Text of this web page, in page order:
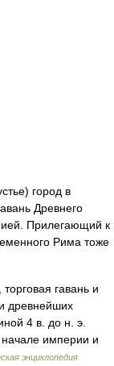
город в
Древнего
Прилегающий к
Рима тоже
гавань и
древнейших
4 в. до н. э.
империи и
энциклопедия